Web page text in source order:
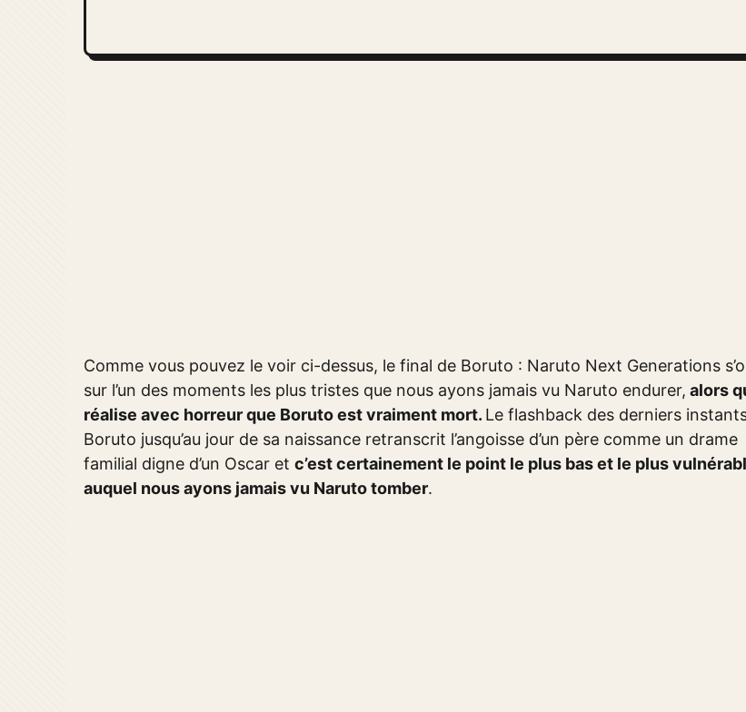
Comme vous pouvez le voir ci-dessus, le final de Boruto : Naruto Next Generations
sur l’un des moments les plus tristes que nous ayons jamais vu Naruto endurer, alors
réalise avec horreur que Boruto est vraiment mort. Le flashback des derniers
Boruto jusqu’au jour de sa naissance retranscrit l’angoisse d’un père comme un drame
familial digne d’un Oscar et c’est certainement le point le plus bas et le plus
auquel nous ayons jamais vu Naruto tomber.